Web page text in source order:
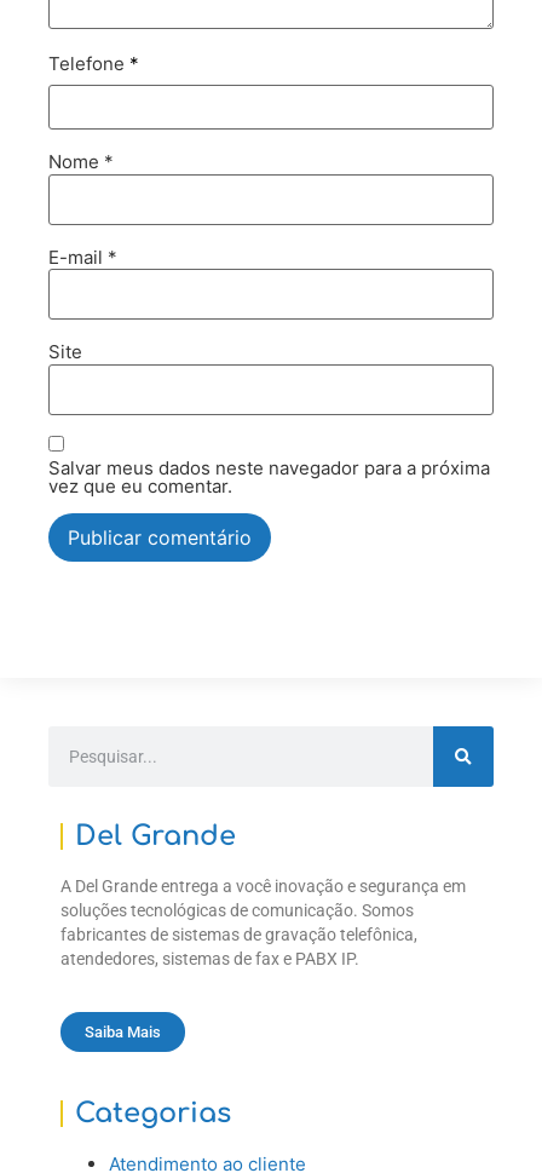
Telefone *
Nome *
E-mail *
Site
Salvar meus dados neste navegador para a próxima
vez que eu comentar.
Del Grande
A Del Grande entrega a você inovação e segurança em
soluções tecnológicas de comunicação. Somos
fabricantes de sistemas de gravação telefônica,
atendedores, sistemas de fax e PABX IP.
Saiba Mais
Categorias
Atendimento ao cliente